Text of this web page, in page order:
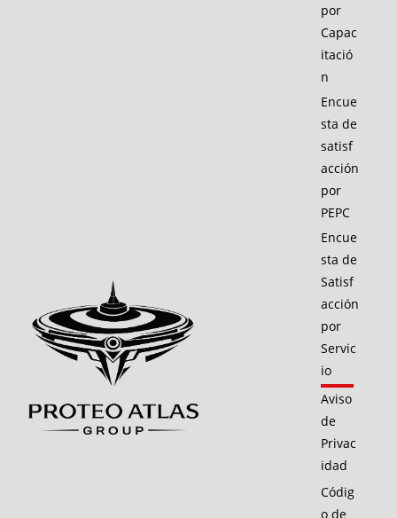
por
Capac
itació
n
Encue
sta de
satisf
acción
por
PEPC
Encue
sta de
Satisf
acción
por
Servic
io
Aviso
de
Privac
idad
Códig
o de